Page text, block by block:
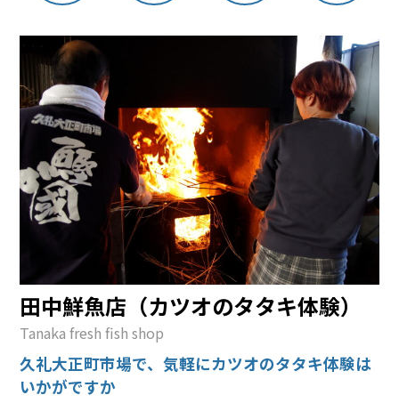
田中鮮魚店（カツオのタタキ体験）
Tanaka fresh fish shop
久礼大正町市場で、気軽にカツオのタタキ体験は
いかがですか